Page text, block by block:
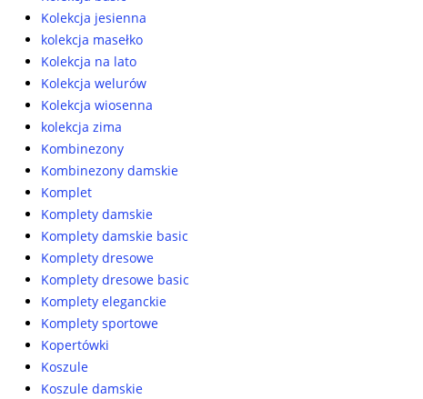
Kolekcja jesienna
kolekcja masełko
Kolekcja na lato
Kolekcja welurów
Kolekcja wiosenna
kolekcja zima
Kombinezony
Kombinezony damskie
Komplet
Komplety damskie
Komplety damskie basic
Komplety dresowe
Komplety dresowe basic
Komplety eleganckie
Komplety sportowe
Kopertówki
Koszule
Koszule damskie